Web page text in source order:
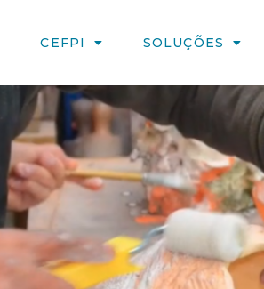
CEFPI SOLUÇÕES